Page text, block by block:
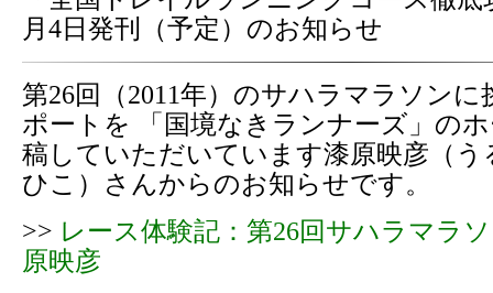
月4日発刊（予定）のお知らせ
第26回（2011年）のサハラマラソン
ポートを 「国境なきランナーズ」の
稿していただいています漆原映彦（
ひこ）さんからのお知らせです。
>> レース体験記：第26回サハラマラ
原映彦